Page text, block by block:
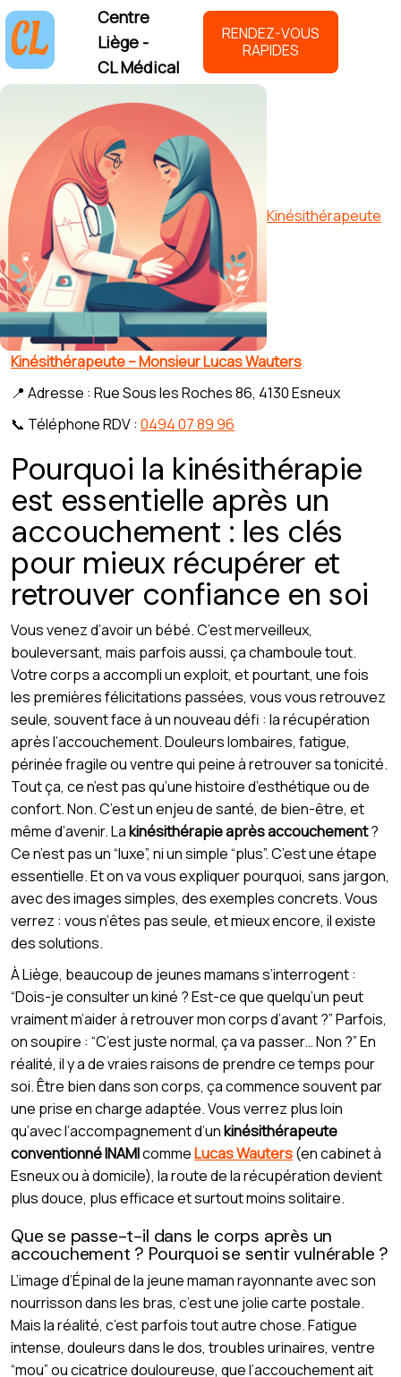
Centre
Liège -
CL Médical
RENDEZ-VOUS
RAPIDES
Kinésithérapeute
Kinésithérapeute – Monsieur Lucas Wauters
📍 Adresse : Rue Sous les Roches 86, 4130 Esneux
📞 Téléphone RDV : 0494 07 89 96
Pourquoi la kinésithérapie
est essentielle après un
accouchement : les clés
pour mieux récupérer et
retrouver confiance en soi
Vous venez d’avoir un bébé. C’est merveilleux,
bouleversant, mais parfois aussi, ça chamboule tout.
Votre corps a accompli un exploit, et pourtant, une fois
les premières félicitations passées, vous vous retrouvez
seule, souvent face à un nouveau défi : la récupération
après l’accouchement. Douleurs lombaires, fatigue,
périnée fragile ou ventre qui peine à retrouver sa tonicité.
Tout ça, ce n’est pas qu’une histoire d’esthétique ou de
confort. Non. C’est un enjeu de santé, de bien-être, et
même d’avenir. Lakinésithérapie après accouchement?
Ce n’est pas un “luxe”, ni un simple “plus”. C’est une étape
essentielle. Et on va vous expliquer pourquoi, sans jargon,
avec des images simples, des exemples concrets. Vous
verrez : vous n’êtes pas seule, et mieux encore, il existe
des solutions.
À Liège, beaucoup de jeunes mamans s’interrogent :
“Dois-je consulter un kiné ? Est-ce que quelqu’un peut
vraiment m’aider à retrouver mon corps d’avant ?” Parfois,
on soupire : “C’est juste normal, ça va passer… Non ?” En
réalité, il y a de vraies raisons de prendre ce temps pour
soi. Être bien dans son corps, ça commence souvent par
une prise en charge adaptée. Vous verrez plus loin
qu’avec l’accompagnement d’unkinésithérapeute
conventionné INAMIcommeLucas Wauters(en cabinet à
Esneux ou à domicile), la route de la récupération devient
plus douce, plus efficace et surtout moins solitaire.
Que se passe-t-il dans le corps après un
accouchement ? Pourquoi se sentir vulnérable ?
L’image d’Épinal de la jeune maman rayonnante avec son
nourrisson dans les bras, c’est une jolie carte postale.
Mais la réalité, c’est parfois tout autre chose. Fatigue
intense, douleurs dans le dos, troubles urinaires, ventre
“mou” ou cicatrice douloureuse, que l’accouchement ait